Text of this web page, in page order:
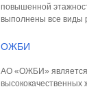
повышенной
выполнены все виды
ОЖБИ
АО «ОЖБИ»